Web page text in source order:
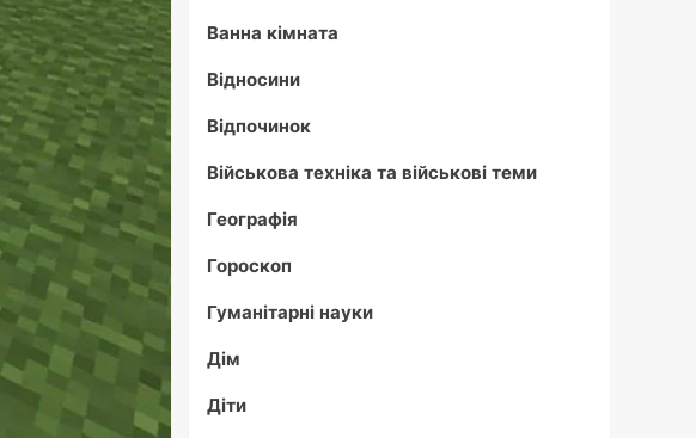
Ванна кімната
Відносини
Відпочинок
Військова техніка та військові теми
Географія
Гороскоп
Гуманітарні науки
Дім
Діти